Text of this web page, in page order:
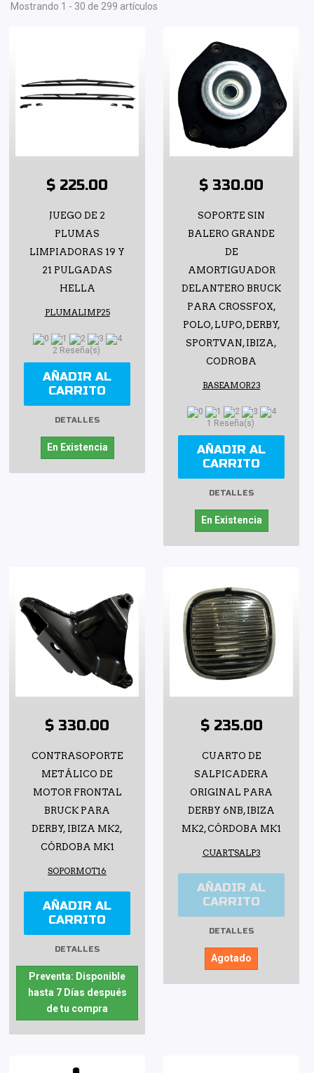
Mostrando 1 - 30 de 299 artículos
$ 225.00
JUEGO DE 2
PLUMAS
LIMPIADORAS 19 Y
21 PULGADAS
HELLA
PLUMALIMP25
2 Reseña(s)
AÑADIR AL
CARRITO
DETALLES
En Existencia
$ 330.00
SOPORTE SIN
BALERO GRANDE
DE
AMORTIGUADOR
DELANTERO BRUCK
PARA CROSSFOX,
POLO, LUPO, DERBY,
SPORTVAN, IBIZA,
CODROBA
BASEAMOR23
1 Reseña(s)
AÑADIR AL
CARRITO
DETALLES
En Existencia
$ 330.00
CONTRASOPORTE
METÁLICO DE
MOTOR FRONTAL
BRUCK PARA
DERBY, IBIZA MK2,
CÓRDOBA MK1
SOPORMOT16
AÑADIR AL
CARRITO
DETALLES
Preventa: Disponible
hasta 7 Días después
de tu compra
$ 235.00
CUARTO DE
SALPICADERA
ORIGINAL PARA
DERBY 6NB, IBIZA
MK2, CÓRDOBA MK1
CUARTSALP3
AÑADIR AL
CARRITO
DETALLES
Agotado